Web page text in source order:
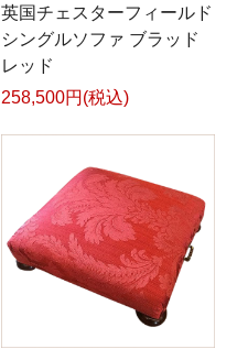
英国チェスターフィールド
シングルソファ ブラッド
レッド
258,500円(税込)